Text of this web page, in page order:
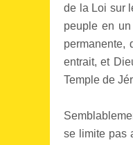
de la Loi sur
peuple en
permanente,
entrait, et
Temple de
se limite pas